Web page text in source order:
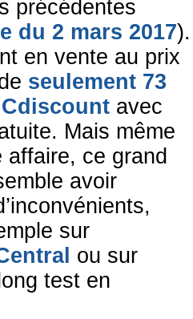
précédentes
du 2 mars 2017).
en vente au prix
seulement 73
avec
Mais même
affaire, ce grand
avoir
sur
ou sur
test en